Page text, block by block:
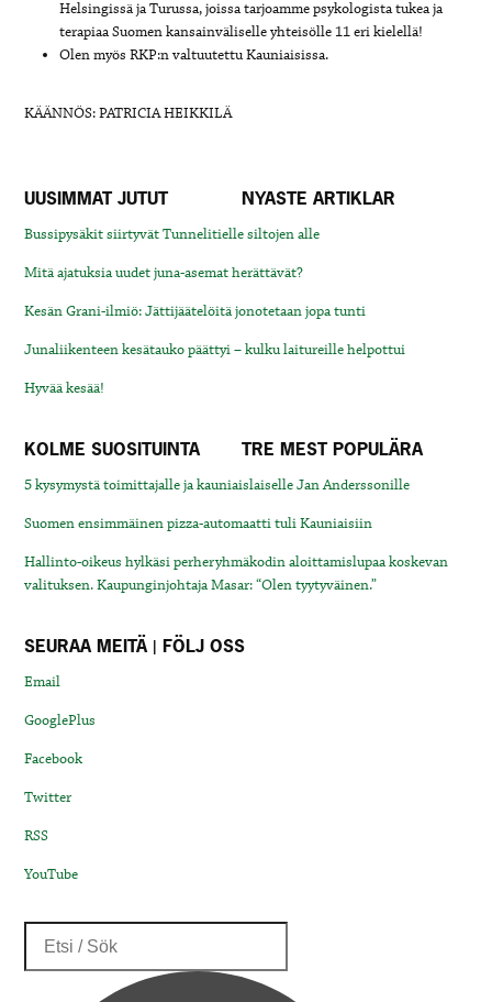
Helsingissä ja Turussa, joissa tarjoamme psykologista tukea ja
terapiaa Suomen kansainväliselle yhteisölle 11 eri kielellä!
Olen myös RKP:n valtuutettu Kauniaisissa.
KÄÄNNÖS: PATRICIA HEIKKILÄ
UUSIMMAT JUTUT NYASTE ARTIKLAR
Bussipysäkit siirtyvät Tunnelitielle siltojen alle
Mitä ajatuksia uudet juna-asemat herättävät?
Kesän Grani-ilmiö: Jättijäätelöitä jonotetaan jopa tunti
Junaliikenteen kesätauko päättyi – kulku laitureille helpottui
Hyvää kesää!
KOLME SUOSITUINTA TRE MEST POPULÄRA
5 kysymystä toimittajalle ja kauniaislaiselle Jan Anderssonille
Suomen ensimmäinen pizza-automaatti tuli Kauniaisiin
Hallinto-oikeus hylkäsi perheryhmäkodin aloittamislupaa koskevan
valituksen. Kaupunginjohtaja Masar: “Olen tyytyväinen.”
SEURAA MEITÄ | FÖLJ OSS
Email
GooglePlus
Facebook
Twitter
RSS
YouTube